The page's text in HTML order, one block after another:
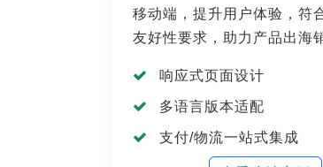
移动端，提升用户体验，符
友好性要求，助力产品出海
响应式页面设计
多语言版本适配
支付/物流一站式集成